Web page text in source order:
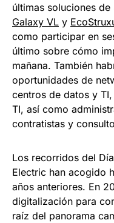
últimas soluciones
Galaxy VL y
como participar en
último sobre cómo
mañana. También
oportunidades de
centros de datos y
TI, así como
contratistas y
Los recorridos del
Electric han acogido
años anteriores. En
digitalización para
raíz del panorama